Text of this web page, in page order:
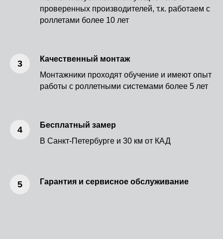
проверенных производителей, т.к. работаем с
роллетами более 10 лет
Качественный монтаж
Монтажники проходят обучение и имеют опыт
работы с роллетными системами более 5 лет
Бесплатный замер
В Санкт-Петербурге и 30 км от КАД
Гарантия и сервисное обслуживание